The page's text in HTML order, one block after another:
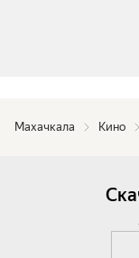
Махачкала Кино